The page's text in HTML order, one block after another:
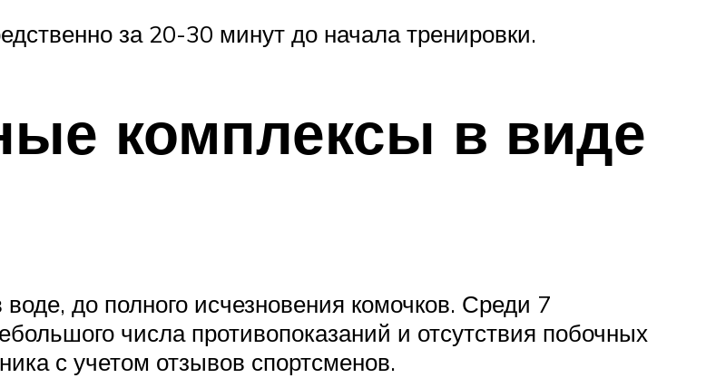
за 20-30 минут до начала тренировки.
комплексы в виде
до полного исчезновения комочков. Среди 7
числа противопоказаний и отсутствия побочных
с учетом отзывов спортсменов.